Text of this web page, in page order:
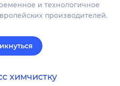
и технологичное
производителей.
химчистку